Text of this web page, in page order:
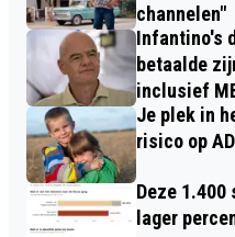
channelen"
Infantino's
betaalde
inclusief
Je plek in
risico op
Deze
lager